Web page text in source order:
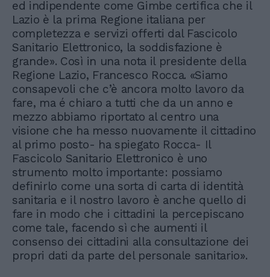
ed indipendente come Gimbe certifica che il
Lazio è la prima Regione italiana per
completezza e servizi offerti dal Fascicolo
Sanitario Elettronico, la soddisfazione è
grande». Così in una nota il presidente della
Regione Lazio, Francesco Rocca. «Siamo
consapevoli che c’è ancora molto lavoro da
fare, ma é chiaro a tutti che da un anno e
mezzo abbiamo riportato al centro una
visione che ha messo nuovamente il cittadino
al primo posto- ha spiegato Rocca- Il
Fascicolo Sanitario Elettronico è uno
strumento molto importante: possiamo
definirlo come una sorta di carta di identità
sanitaria e il nostro lavoro è anche quello di
fare in modo che i cittadini la percepiscano
come tale, facendo sì che aumenti il
consenso dei cittadini alla consultazione dei
propri dati da parte del personale sanitario».